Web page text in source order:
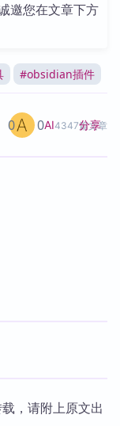
邀您在文章下方
#obsidian插件
AI4347篇文章
0 0 分享
，请附上原文出